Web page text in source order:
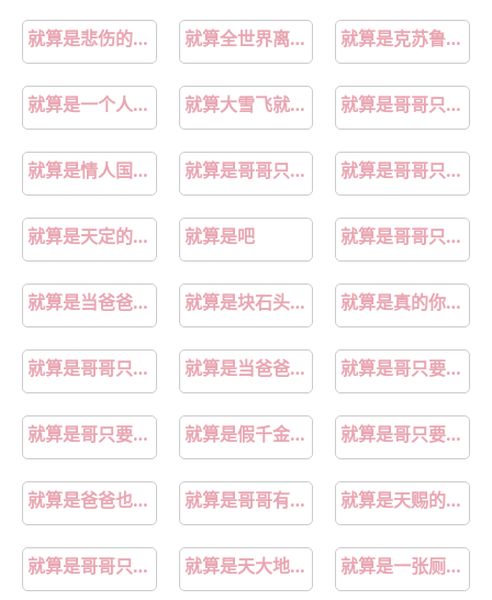
就算是悲伤的结局dj完整版 就算全世界离开你还有一个我来陪 就算是克苏鲁也无法阻止我捡垃圾
就算是一个人也没关系 就算大雪飞就算寒风刺骨吹 就算是哥哥只要有爱就没问题对吧
就算是情人国语叫什么名 就算是哥哥只要有爱就行了吧 就算是哥哥只要有爱就没问题了
就算是天定的良缘抖音版 就算是吧 就算是哥哥只要有爱就没问题吧
就算是当爸爸我也愿意动漫 就算是块石头也该捂热了吧 就算是真的你也不要说出来表情包
就算是哥哥只要有爱也没问题对吧 就算是当爸爸我也愿意漫画 就算是哥只要有爱就没问题对吧无删减在线观看星辰影院完整免费版
就算是哥只要有爱就没问题对吧樱花动漫 就算是假千金也要勇敢摆烂免费阅读 就算是哥只要有爱就没问题对吧免费观看
就算是爸爸也想谈恋爱的动漫 就算是哥哥有爱就没问题了吧 就算是天赐的良缘也会很辛苦
就算是哥哥只要有爱就行 就算是天大地大四海为家歌名 就算是一张厕纸都有它的用处